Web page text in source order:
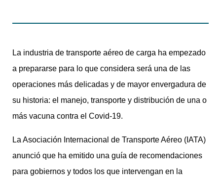
La industria de transporte aéreo de carga ha empezado
a prepararse para lo que considera será una de las
operaciones más delicadas y de mayor envergadura de
su historia: el manejo, transporte y distribución de una o
más vacuna contra el Covid-19.
La Asociación Internacional de Transporte Aéreo (IATA)
anunció que ha emitido una guía de recomendaciones
para gobiernos y todos los que intervengan en la